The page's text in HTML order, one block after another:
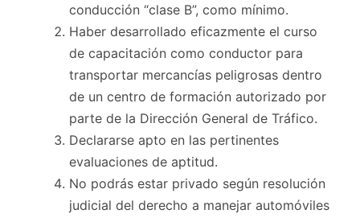
conducción “clase B”, como mínimo.
Haber desarrollado eficazmente el curso
de capacitación como conductor para
transportar mercancías peligrosas dentro
de un centro de formación autorizado por
parte de la Dirección General de Tráfico.
Declararse apto en las pertinentes
evaluaciones de aptitud.
No podrás estar privado según resolución
judicial del derecho a manejar automóviles